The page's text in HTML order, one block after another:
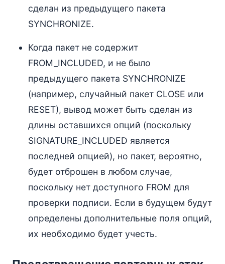
сделан из предыдущего пакета
SYNCHRONIZE.
Когда пакет не содержит
FROM_INCLUDED, и не было
предыдущего пакета SYNCHRONIZE
(например, случайный пакет CLOSE или
RESET), вывод может быть сделан из
длины оставшихся опций (поскольку
SIGNATURE_INCLUDED является
последней опцией), но пакет, вероятно,
будет отброшен в любом случае,
поскольку нет доступного FROM для
проверки подписи. Если в будущем будут
определены дополнительные поля опций,
их необходимо будет учесть.